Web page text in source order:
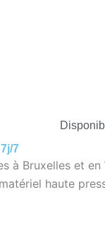
7
à Bruxelles et
haute